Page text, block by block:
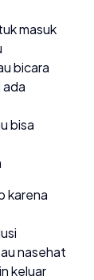
masuk
bicara
bisa
karena
nasehat
keluar